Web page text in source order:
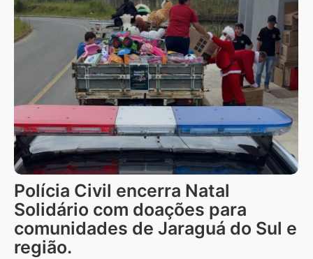
Polícia Civil encerra Natal
Solidário com doações para
comunidades de Jaraguá do Sul e
região.